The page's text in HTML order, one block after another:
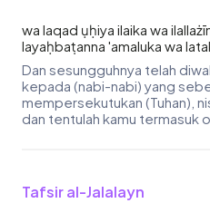
wa laqad ụḥiya ilaika wa
layaḥbaṭanna 'amaluka wa
Dan sesungguhnya telah
kepada (nabi-nabi) yang
mempersekutukan (Tuhan),
dan tentulah kamu termasuk
Tafsir al-Jalalayn